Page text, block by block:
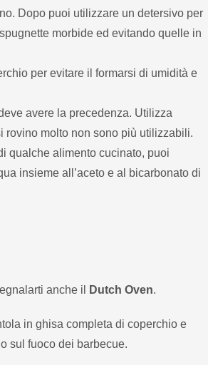
Dopo puoi utilizzare un detersivo per
morbide ed evitando quelle in
per evitare il formarsi di umidità e
avere la precedenza. Utilizza
molto non sono più utilizzabili.
qualche alimento cucinato, puoi
insieme all’aceto e al bicarbonato di
anche il Dutch Oven.
in ghisa completa di coperchio e
sul fuoco dei barbecue.